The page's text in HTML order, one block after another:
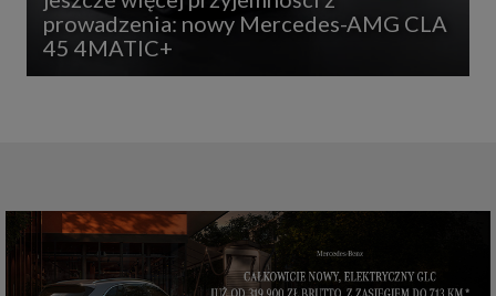
prowadzenia: nowy Mercedes-AMG CLA
45 4MATIC+